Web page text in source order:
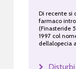
Di recente si
farmaco
(Finasteride
1997 col
dellalopecia